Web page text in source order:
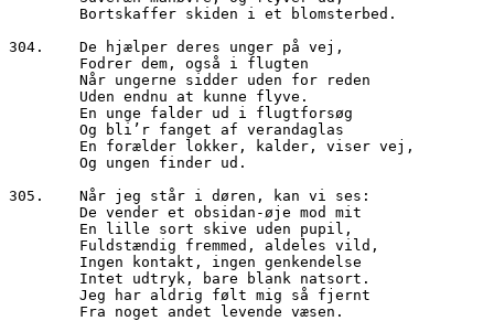
        Bortskaffer skiden i et blomsterbed.
304.	De hjælper deres unger på vej,
        Fodrer dem, også i flugten
        Når ungerne sidder uden for reden
        Uden endnu at kunne flyve.
        En unge falder ud i flugtforsøg
        Og bli’r fanget af verandaglas
        En forælder lokker, kalder, viser vej,
        Og ungen finder ud.
305.	Når jeg står i døren, kan vi ses:
        De vender et obsidan-øje mod mit
        En lille sort skive uden pupil,
        Fuldstændig fremmed, aldeles vild,
        Ingen kontakt, ingen genkendelse
        Intet udtryk, bare blank natsort.
        Jeg har aldrig følt mig så fjernt
        Fra noget andet levende væsen.